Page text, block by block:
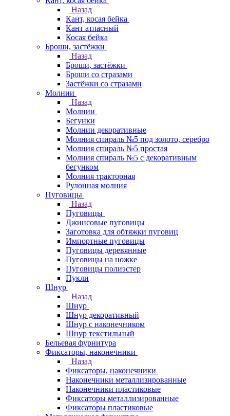
Назад
Кант, косая бейка
Кант атласный
Косая бейка
Броши, застёжки
Назад
Броши, застёжки
Броши со стразами
Застёжки со стразами
Молнии
Назад
Молнии
Бегунки
Молнии декоративные
Молния спираль №5 под золото, серебро
Молния спираль №5 простая
Молния спираль №5 с декоративным
бегунком
Молния тракторная
Рулонная молния
Пуговицы
Назад
Пуговицы
Джинсовые пуговицы
Заготовка для обтяжки пуговиц
Импортные пуговицы
Пуговицы деревянные
Пуговицы на ножке
Пуговицы полиэстер
Пукли
Шнур
Назад
Шнур
Шнур декоративный
Шнур с наконечником
Шнур текстильный
Бельевая фурнитура
Фиксаторы, наконечники
Назад
Фиксаторы, наконечники
Наконечники металлизированные
Наконечники пластиковые
Фиксаторы металлизированные
Фиксаторы пластиковые